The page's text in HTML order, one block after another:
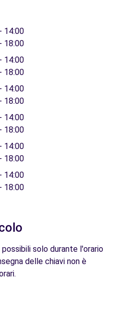
14:00
18:00
14:00
18:00
14:00
18:00
14:00
18:00
14:00
18:00
14:00
18:00
solo durante l'orario
delle chiavi non è